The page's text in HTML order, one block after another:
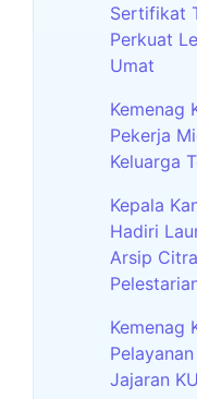
Sertifikat
Perkuat
Umat
Kemenag
Pekerja
Keluarga
Kepala
Hadiri
Arsip
Kemenag
Jajaran